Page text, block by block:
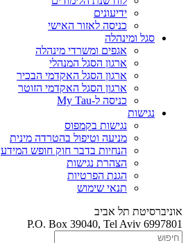
ידיעונים
כניסה לאזור האישי
סגל ומינהלה
אגפים ומשרדי מינהלה
ארגון הסגל המנהלי
ארגון הסגל האקדמי הבכיר
ארגון הסגל האקדמי הזוטר
כניסה ל-My Tau
נגישות
נגישות בקמפוס
מניעה וטיפול בהטרדה מינית
הנחיות בדבר חוק חופש המידע
הצהרת נגישות
הגנת הפרטיות
תנאי שימוש
אוניברסיטת תל אביב
P.O. Box 39040, Tel Aviv 6997801